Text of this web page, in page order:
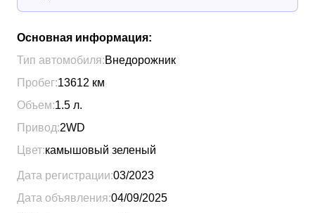
Основная информация:
Тип автомобиля:Внедорожник
Пробег:13612 км
Объем:1.5 л.
Привод:2WD
Цвет:камышовый зеленый
Дата регистрации:03/2023
Дата объявления:04/09/2025